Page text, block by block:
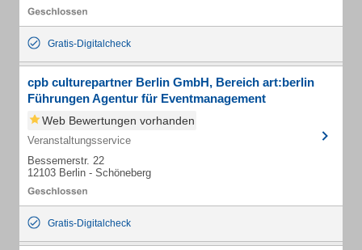
Gratis-Digitalcheck
cpb culturepartner Berlin GmbH, Bereich art:berlin
Führungen Agentur für Eventmanagement
Web Bewertungen vorhanden
Veranstaltungsservice
Bessemerstr. 22
12103 Berlin - Schöneberg
Gratis-Digitalcheck